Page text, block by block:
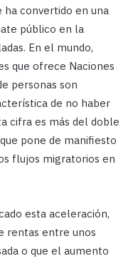
convertido en una
público en la
En el mundo,
que ofrece Naciones
personas son
de no haber
cifra es más del doble
pone de manifiesto
flujos migratorios en
esta aceleración,
rentas entre unos
o que el aumento